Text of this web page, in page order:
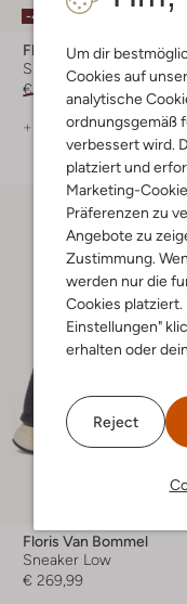
Um dir
Cookies auf
analytische
ordnungsgemäß
verbessert wird.
platziert und
Marketing-
Präferenzen zu
Angebote zu
Zustimmung.
werden nur die
Cookies platziert.
Einstellungen"
erhalten oder
Reject
-40%
Floris Van Bommel
Sneaker Low
€ 239,99
€ 143,99
+ mehr farben
Floris Van Bommel
Sneaker Low
€ 269,99